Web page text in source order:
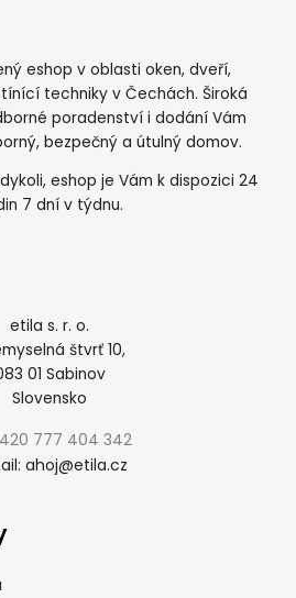
eshop v oblasti oken, dveří,
techniky v Čechách. Široká
poradenství i dodání Vám
bezpečný a útulný domov.
eshop je Vám k dispozici 24
7 dní v týdnu.
etila s. r. o.
štvrť 10,
01 Sabinov
Slovensko
777 404 342
ahoj@etila.cz